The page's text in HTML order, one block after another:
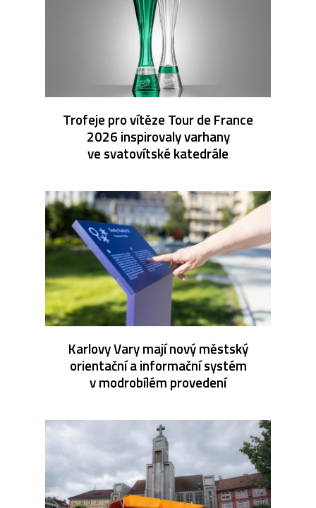
Trofeje pro vítěze Tour de France
2026 inspirovaly varhany
ve svatovítské katedrále
Karlovy Vary mají nový městský
orientační a informační systém
v modrobílém provedení